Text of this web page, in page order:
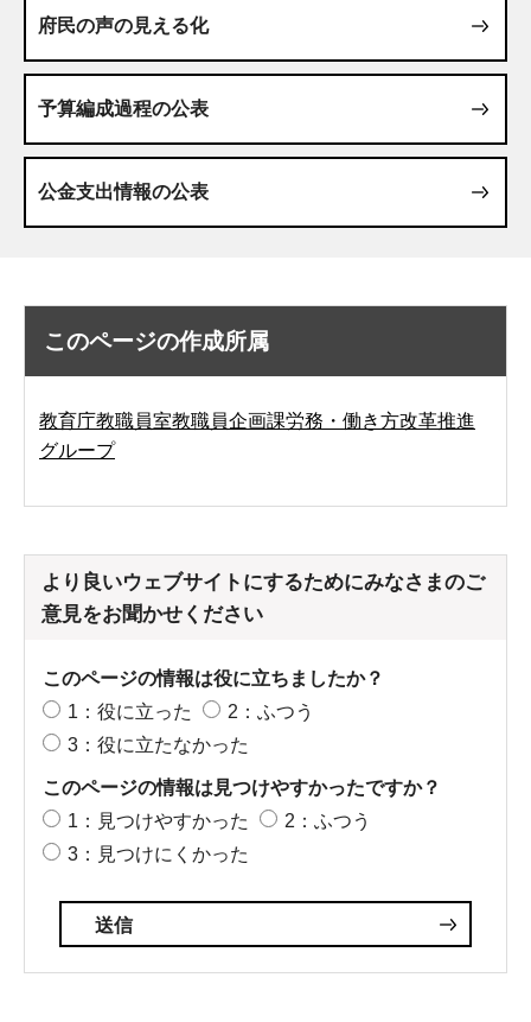
府民の声の見える化
予算編成過程の公表
公金支出情報の公表
このページの作成所属
教育庁教職員室教職員企画課労務・働き方改革推進
グループ
より良いウェブサイトにするためにみなさまのご
意見をお聞かせください
このページの情報は役に立ちましたか？
1：役に立った
2：ふつう
3：役に立たなかった
このページの情報は見つけやすかったですか？
1：見つけやすかった
2：ふつう
3：見つけにくかった